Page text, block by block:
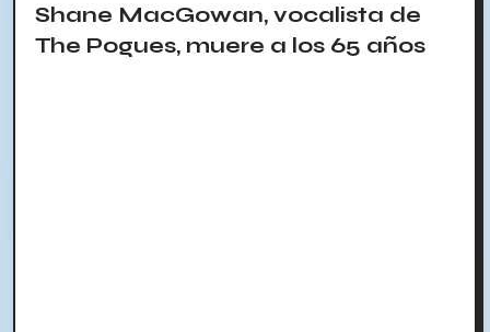
Shane MacGowan, vocalista de
The Pogues, muere a los 65 años